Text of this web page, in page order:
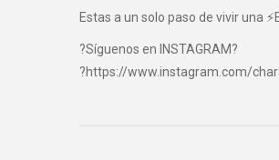
Estas a un solo paso de vivir una
?Síguenos en INSTAGRAM?
?https://www.instagram.com/